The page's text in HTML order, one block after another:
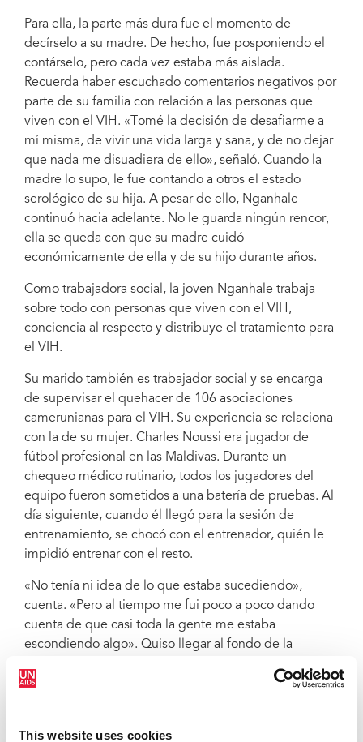
This website uses cookies
Para ella, la parte más dura fue el momento de
decírselo a su madre. De hecho, fue posponiendo el
contárselo, pero cada vez estaba más aislada.
Recuerda haber escuchado comentarios negativos por
parte de su familia con relación a las personas que
viven con el VIH. «Tomé la decisión de desafiarme a
mí misma, de vivir una vida larga y sana, y de no dejar
que nada me disuadiera de ello», señaló. Cuando la
madre lo supo, le fue contando a otros el estado
serológico de su hija. A pesar de ello, Nganhale
continuó hacia adelante. No le guarda ningún rencor,
ella se queda con que su madre cuidó
económicamente de ella y de su hijo durante años.
Como trabajadora social, la joven Nganhale trabaja
sobre todo con personas que viven con el VIH,
conciencia al respecto y distribuye el tratamiento para
el VIH.
Su marido también es trabajador social y se encarga
de supervisar el quehacer de 106 asociaciones
camerunianas para el VIH. Su experiencia se relaciona
con la de su mujer. Charles Noussi era jugador de
fútbol profesional en las Maldivas. Durante un
chequeo médico rutinario, todos los jugadores del
equipo fueron sometidos a una batería de pruebas. Al
día siguiente, cuando él llegó para la sesión de
entrenamiento, se chocó con el entrenador, quién le
impidió entrenar con el resto.
«No tenía ni idea de lo que estaba sucediendo»,
cuenta. «Pero al tiempo me fui poco a poco dando
cuenta de que casi toda la gente me estaba
escondiendo algo». Quiso llegar al fondo de la
las pruebas. Y ahí fue cuando finalmente alguien le
comunicó su estado VIH positivo.
«De repente me dí cuenta de que yo era el último en